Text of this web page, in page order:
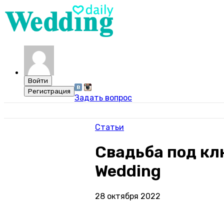
Задать вопрос
Статьи
Свадьба под
Wedding
28 октября 2022